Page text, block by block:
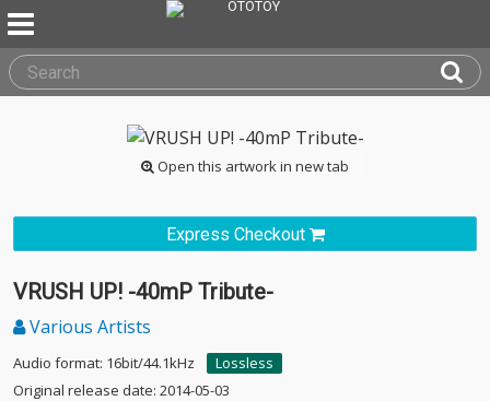
Open this artwork in new tab
Express Checkout
VRUSH UP! -40mP Tribute-
Various Artists
Audio format: 16bit/44.1kHz
Lossless
Original release date: 2014-05-03